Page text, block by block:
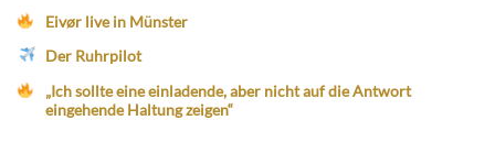
Eivør live in Münster
Der Ruhrpilot
„Ich sollte eine einladende, aber nicht auf die Antwort
eingehende Haltung zeigen“